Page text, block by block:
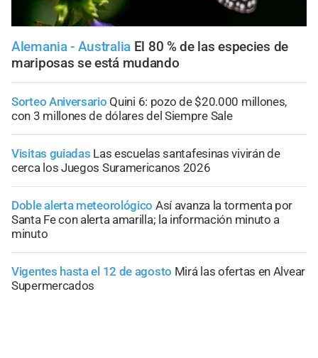
Alemania - Australia El 80 % de las especies de
mariposas se está mudando
Sorteo Aniversario Quini 6: pozo de $20.000 millones,
con 3 millones de dólares del Siempre Sale
Visitas guiadas Las escuelas santafesinas vivirán de
cerca los Juegos Suramericanos 2026
Doble alerta meteorológico Así avanza la tormenta por
Santa Fe con alerta amarilla; la información minuto a
minuto
Vigentes hasta el 12 de agosto Mirá las ofertas en Alvear
Supermercados